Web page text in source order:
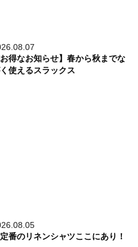
お得なお知らせ】春から秋までな
使えるスラックス
番のリネンシャツここにあり！